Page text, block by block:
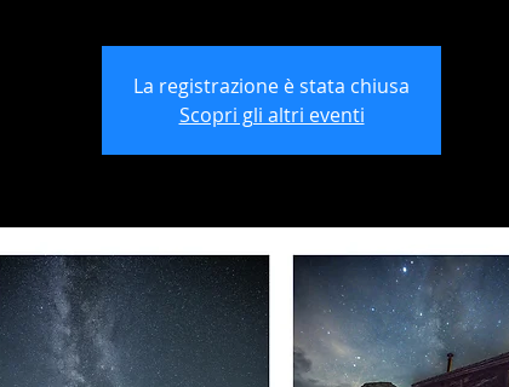
La registrazione è stata chiusa
Scopri gli altri eventi